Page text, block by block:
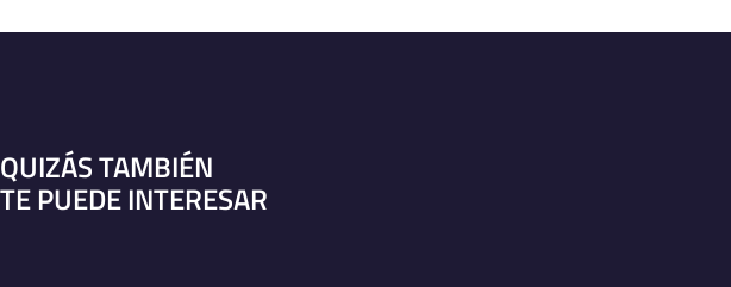
QUIZÁS TAMBIÉN
TE PUEDE INTERESAR